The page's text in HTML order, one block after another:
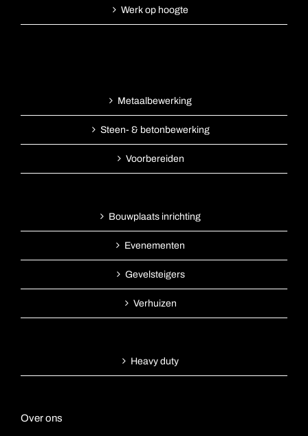
Werk op hoogte
Metaalbewerking
Steen- & betonbewerking
Voorbereiden
Bouwplaats inrichting
Evenementen
Gevelsteigers
Verhuizen
Heavy duty
Over ons